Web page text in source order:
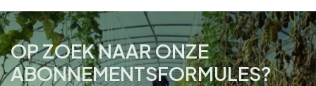
OP ZOEK NAAR ONZE
ABONNEMENTSFORMULES?